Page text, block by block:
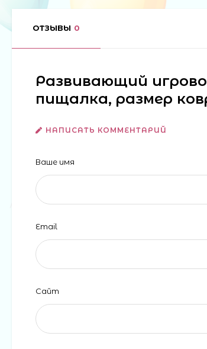
ОТЗЫВЫ 0
Развивающий
пищалка, размер
НАПИСАТЬ КОММЕНТАРИЙ
Ваше имя
Email
Сайт